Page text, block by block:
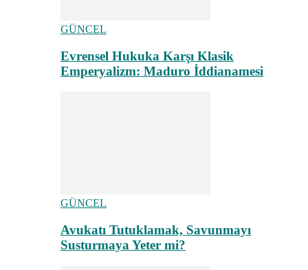
GÜNCEL
Evrensel Hukuka Karşı Klasik
Emperyalizm: Maduro İddianamesi
GÜNCEL
Avukatı Tutuklamak, Savunmayı
Susturmaya Yeter mi?